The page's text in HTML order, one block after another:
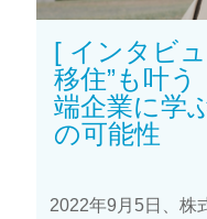
[ インタビ
移住”も叶
端企業に学
の可能性
2022年9月5日、株